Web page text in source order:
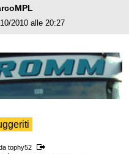
2010 alle 20:27
tophy52